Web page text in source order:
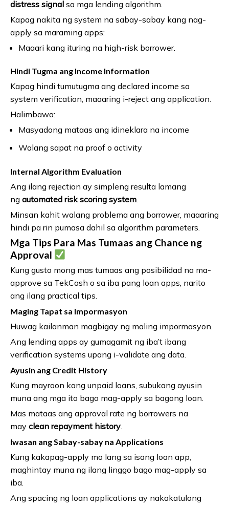
distress signal sa mga lending algorithm.
Kapag nakita ng system na sabay-sabay kang nag-
apply sa maraming apps:
Maaari kang ituring na high-risk borrower.
Hindi Tugma ang Income Information
Kapag hindi tumutugma ang declared income sa
system verification, maaaring i-reject ang application.
Halimbawa:
Masyadong mataas ang idineklara na income
Walang sapat na proof o activity
Internal Algorithm Evaluation
Ang ilang rejection ay simpleng resulta lamang
ng automated risk scoring system
Minsan kahit walang problema ang borrower, maaaring
hindi pa rin pumasa dahil sa algorithm parameters.
Mga Tips Para Mas Tumaas ang Chance ng
Approval
Kung gusto mong mas tumaas ang posibilidad na ma-
approve sa TekCash o sa iba pang loan apps, narito
ang ilang practical tips.
Maging Tapat sa Impormasyon
Huwag kailanman magbigay ng maling impormasyon.
Ang lending apps ay gumagamit ng iba’t ibang
verification systems upang i-validate ang data.
Ayusin ang Credit History
Kung mayroon kang unpaid loans, subukang ayusin
muna ang mga ito bago mag-apply sa bagong loan.
Mas mataas ang approval rate ng borrowers na
may clean repayment history
Iwasan ang Sabay-sabay na Applications
Kung kakapag-apply mo lang sa isang loan app,
maghintay muna ng ilang linggo bago mag-apply sa
iba.
Ang spacing ng loan applications ay nakakatulong